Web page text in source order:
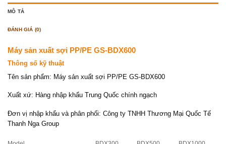
MÔ TẢ
ĐÁNH GIÁ (0)
Máy sản xuất sợi PP/PE GS-BDX600
Thông số kỹ thuật
Tên sản phẩm: Máy sản xuất sợi PP/PE GS-BDX600
Xuất xứ: Hàng nhập khẩu Trung Quốc chính ngạch
Đơn vị nhập khẩu và phân phối: Công ty TNHH Thương Mại Quốc Tế
Thanh Nga Group